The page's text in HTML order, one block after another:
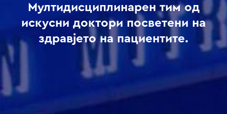
Мултидисциплинарен тим од
искусни доктори посветени на
здравјето на пациентите.